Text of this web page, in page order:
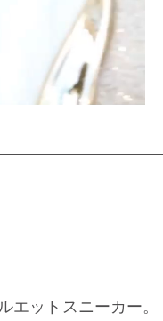
エットスニーカー。